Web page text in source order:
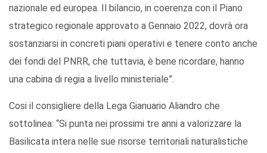
nazionale ed europea. Il bilancio, in coerenza con il Piano
strategico regionale approvato a Gennaio 2022, dovrà ora
sostanziarsi in concreti piani operativi e tenere conto anche
dei fondi del PNRR, che tuttavia, è bene ricordare, hanno
una cabina di regia a livello ministeriale”.
Cosi il consigliere della Lega Gianuario Aliandro che
sottolinea: “Si punta nei prossimi tre anni a valorizzare la
Basilicata intera nelle sue risorse territoriali naturalistiche